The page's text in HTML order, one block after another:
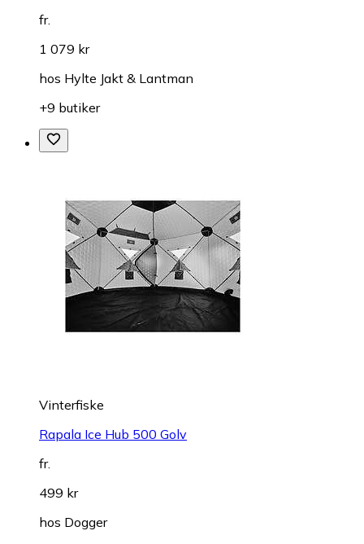
fr.
1 079 kr
hos Hylte Jakt & Lantman
+9 butiker
Vinterfiske
Rapala Ice Hub 500 Golv
fr.
499 kr
hos Dogger